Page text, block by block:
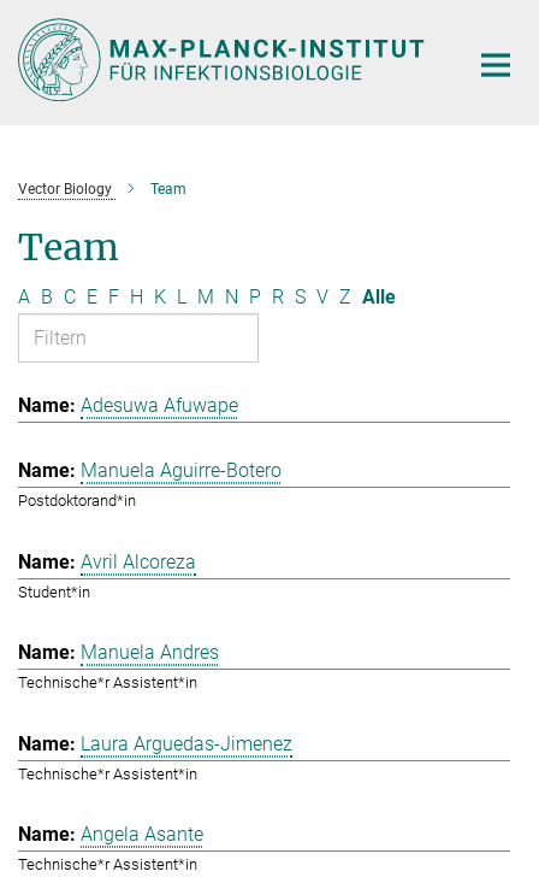
Hauptinhalt
Vector Biology Team
Team
A B C E F H K L M N P R S V Z Alle
Adesuwa Afuwape
Manuela Aguirre-Botero
Postdoktorand*in
Avril Alcoreza
Student*in
Manuela Andres
Technische*r Assistent*in
Laura Arguedas-Jimenez
Technische*r Assistent*in
Angela Asante
Technische*r Assistent*in